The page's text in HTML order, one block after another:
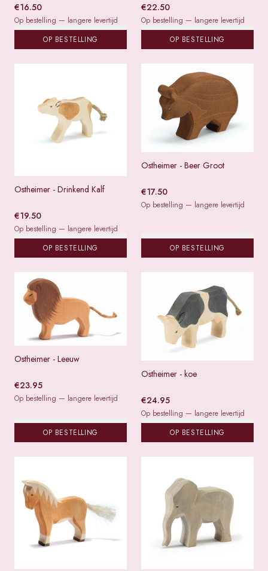
€16.50
Op bestelling — langere levertijd
OP BESTELLING
€22.50
Op bestelling — langere levertijd
OP BESTELLING
Ostheimer - Drinkend Kalf
€19.50
Op bestelling — langere levertijd
OP BESTELLING
Ostheimer - Beer Groot
€17.50
Op bestelling — langere levertijd
OP BESTELLING
Ostheimer - Leeuw
€23.95
Op bestelling — langere levertijd
OP BESTELLING
Ostheimer - koe
€24.95
Op bestelling — langere levertijd
OP BESTELLING